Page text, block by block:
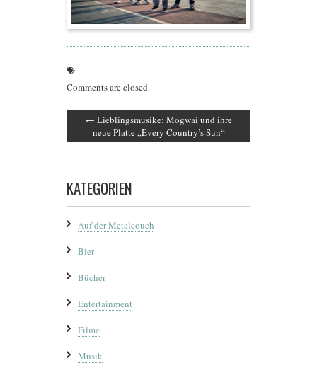
Comments are closed.
← Lieblingsmusike: Mogwai und ihre
neue Platte „Every Country’s Sun“
KATEGORIEN
Auf der Metalcouch
Bier
Bücher
Entertainment
Filme
Musik